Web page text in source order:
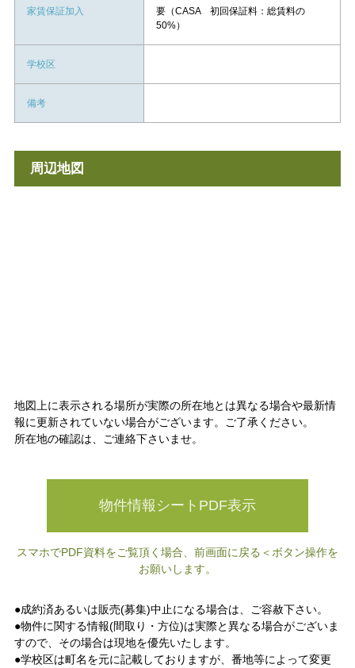
家賃保証加入
要（CASA 初回保証料：総賃料の
50%）
学校区
備考
周辺地図
地図上に表示される場所が実際の所在地とは異なる場合や最新情
報に更新されていない場合がございます。ご了承ください。
所在地の確認は、ご連絡下さいませ。
物件情報シートPDF表示
スマホでPDF資料をご覧頂く場合、前画面に戻る＜ボタン操作を
お願いします。
●成約済あるいは販売(募集)中止になる場合は、ご容赦下さい。
●物件に関する情報(間取り・方位)は実際と異なる場合がございま
すので、その場合は現地を優先いたします。
●学校区は町名を元に記載しておりますが、番地等によって変更